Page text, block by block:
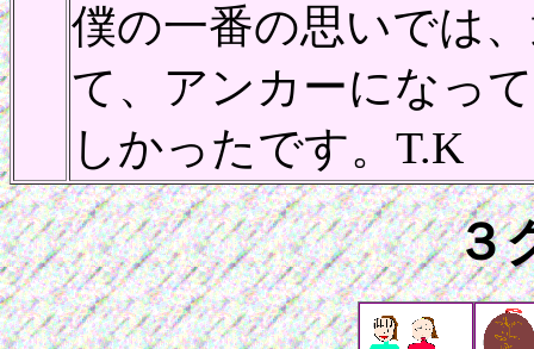
僕の一番の思いでは
て、アンカーになっ
しかったです。T.K
３